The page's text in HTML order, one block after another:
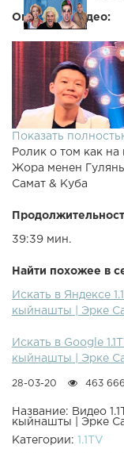
Описание видео:
Показать
Ролик о том как на
Жора менен
Самат & Куба
39:39 мин.
Найти похожее в
Искать в Яндексе
кыйнашты | Эрке
Искать в Google
кыйнашты | Эрке
28-03-20 463 666
Название: Видео
кыйнашты | Эрке
Категории: 1.1TV